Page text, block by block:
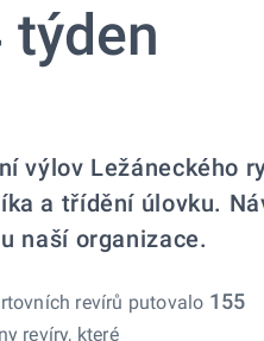
týden
výlov Ležáneckého
a třídění úlovku.
naší organizace.
revírů putovalo 155
revíry, které